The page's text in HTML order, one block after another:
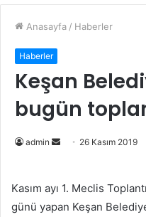
Anasayfa / Haberler
Haberler
Keşan
bugün
admin
Bir
göndermek
26 Kasım 2019
Kasım ayı 1. Meclis
günü yapan Keşan